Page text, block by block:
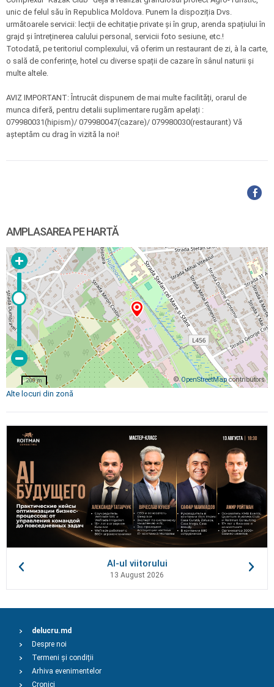
unic de felul său în Republica Moldova. Punem la dispoziția Dvs.
următoarele servicii: lecții de echitație private și în grup, arenda spațiului în
grajd și întreținerea calului personal, servicii foto sesiune, etc.!
Totodată, pe teritoriul complexului, vă oferim un restaurant de zi, à la carte,
o sală de conferințe, hotel cu diverse spații de cazare în sânul naturii și
multe altele.
AVIZ IMPORTANT: Întrucât dispunem de mai multe facilități, orarul de
munca diferă, pentru detalii suplimentare rugăm apelați :
079980031(hipism)/ 079980047(cazare)/ 079980030(restaurant) Vă
așteptăm cu drag în vizită la noi!
AMPLASAREA PE HARTĂ
©OpenStreetMap contributors
200 m
Alte locuri din zonă
AI-ul viitorului
13 August 2026
delucru.md
Despre noi
Termeni și condiții
Arhiva evenimentelor
Cronici